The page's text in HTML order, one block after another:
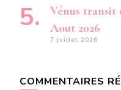
Vénus transit
Aout 2026
7 juillet 2026
COMMENTAIRES